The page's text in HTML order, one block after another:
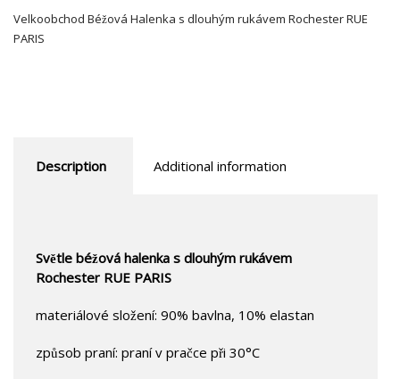
Velkoobchod Béžová Halenka s dlouhým rukávem Rochester RUE
PARIS
Description Additional information
Světle béžová halenka s dlouhým rukávem
Rochester RUE PARIS
materiálové složení: 90% bavlna, 10% elastan
způsob praní: praní v pračce při 30°C